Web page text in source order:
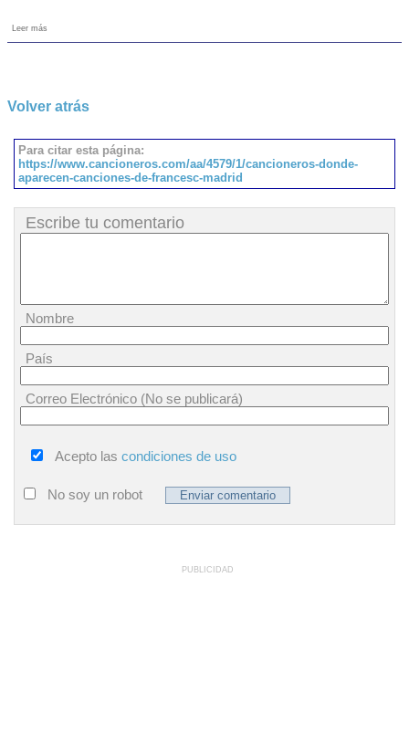
Leer más
Volver atrás
Para citar esta página:
https://www.cancioneros.com/aa/4579/1/cancioneros-donde-
aparecen-canciones-de-francesc-madrid
Escribe tu comentario
Nombre
País
Correo Electrónico (No se publicará)
Acepto las condiciones de uso
No soy un robot
PUBLICIDAD